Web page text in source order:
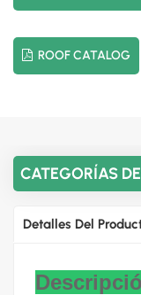
ROOF CATALOG
CATEGORÍAS
Detalles Del